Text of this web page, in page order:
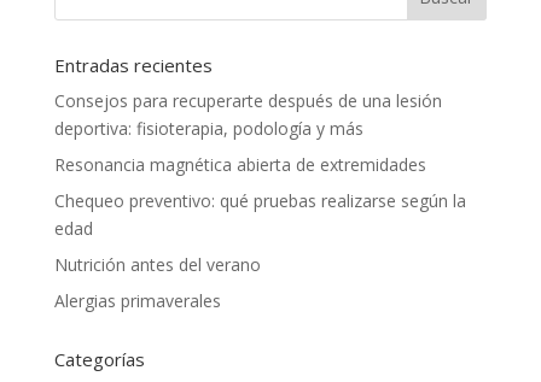
Entradas recientes
Consejos para recuperarte después de una lesión
deportiva: fisioterapia, podología y más
Resonancia magnética abierta de extremidades
Chequeo preventivo: qué pruebas realizarse según la
edad
Nutrición antes del verano
Alergias primaverales
Categorías